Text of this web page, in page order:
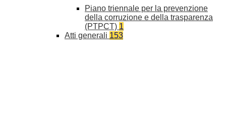
Piano triennale per la prevenzione
della corruzione e della trasparenza
(PTPCT) 1
Atti generali 153